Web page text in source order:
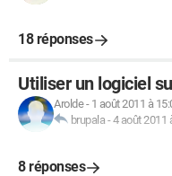
18 réponses
Utiliser un logiciel
Arolde- 1 août 2011 à
brupala -4 août 2011
8 réponses